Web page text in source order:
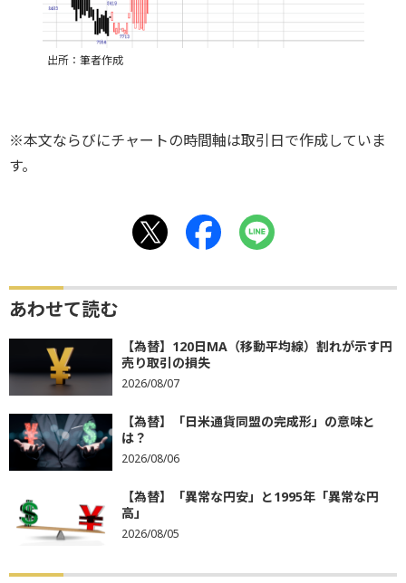
出所：筆者作成
※本文ならびにチャートの時間軸は取引日で作成していま
す。
あわせて読む
【為替】120日MA（移動平均線）割れが示す円
売り取引の損失
2026/08/07
【為替】「日米通貨同盟の完成形」の意味と
は？
2026/08/06
【為替】「異常な円安」と1995年「異常な円
高」
2026/08/05